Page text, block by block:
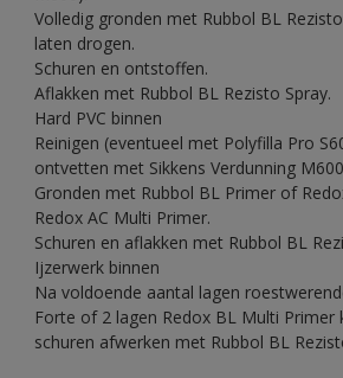
Volledig gronden met Rubbol BL
laten drogen.
Schuren en ontstoffen.
Aflakken met Rubbol BL Rezisto Spray.
Hard PVC binnen
Reinigen (eventueel met Polyfilla Pro
ontvetten met Sikkens Verdunning
Gronden met Rubbol BL Primer of
Redox AC Multi Primer.
Schuren en aflakken met Rubbol BL
Ijzerwerk binnen
Na voldoende aantal lagen
Forte of 2 lagen Redox BL Multi Primer
schuren afwerken met Rubbol BL